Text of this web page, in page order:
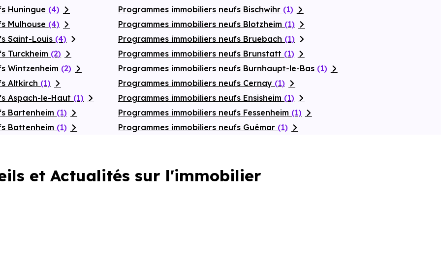
Huningue (4)
Mulhouse (4)
Saint-Louis (4)
Turckheim (2)
Wintzenheim (2)
Altkirch (1)
Aspach-le-Haut (1)
Bartenheim (1)
Battenheim (1)
Programmes immobiliers neufs Bischwihr (1)
Programmes immobiliers neufs Blotzheim (1)
Programmes immobiliers neufs Bruebach (1)
Programmes immobiliers neufs Brunstatt (1)
Programmes immobiliers neufs Burnhaupt-le-Bas (1)
Programmes immobiliers neufs Cernay (1)
Programmes immobiliers neufs Ensisheim (1)
Programmes immobiliers neufs Fessenheim (1)
Programmes immobiliers neufs Guémar (1)
et Actualités sur l'immobilier